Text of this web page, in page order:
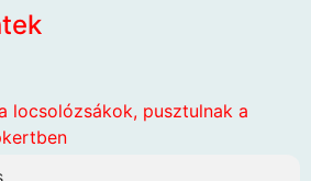
locsolózsákok, pusztulnak a